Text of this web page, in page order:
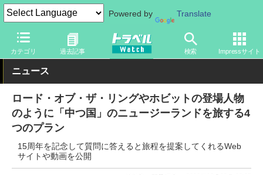
Powered by Translate
カテゴリ 過去記事 検索 Impressサイト
トラベル Watch 地域 海外旅行 オセアニア
ニュース
ロード・オブ・ザ・リングやホビットの登場人物
のように「中つ国」のニュージーランドを旅する4
つのプラン
15周年を記念して質問に答えると旅程を提案してくれるWeb
サイトや動画を公開